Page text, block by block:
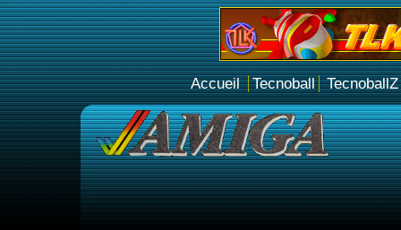
Accueil Tecnoball TecnoballZ